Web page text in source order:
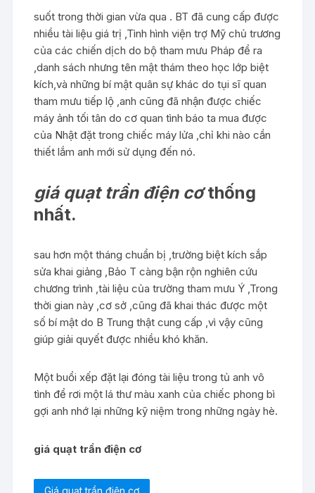
suốt trong thời gian vừa qua . BT đã cung cấp được
nhiều tài liệu giá trị ,Tình hình viện trợ Mỹ chủ trương
của các chiến dịch do bộ tham mưu Pháp để ra
,danh sách nhưng tên mật thám theo học lớp biệt
kích,và những bí mật quân sự khác do tụi sĩ quan
tham mưu tiếp lộ ,anh cũng đã nhận được chiếc
máy ảnh tối tân do cơ quan tình báo ta mua được
của Nhật đặt trong chiếc máy lửa ,chỉ khi nào cần
thiết lắm anh mới sử dụng đến nó.
giá quạt trần điện cơthống
nhất.
sau hơn một tháng chuẩn bị ,trường biệt kích sắp
sửa khai giảng ,Bảo T càng bận rộn nghiên cứu
chương trình ,tài liệu của trường tham mưu Ý ,Trong
thời gian này ,cơ sở ,cũng đã khai thác được một
số bí mật do B Trung thật cung cấp ,vì vậy cũng
giúp giải quyết được nhiều khó khăn.
Một buổi xếp đặt lại đóng tài liệu trong tủ anh vô
tình để rơi một lá thư màu xanh của chiếc phong bì
gợi anh nhớ lại những kỹ niệm trong những ngày hè.
giá quạt trần điện cơ
Giá quạt trần điện cơ